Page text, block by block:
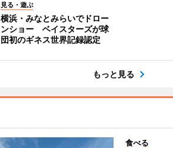
見る・遊ぶ
横浜・みなとみらいでドロー
ンショー ベイスターズが球
団初のギネス世界記録認定
もっと見る
食べる